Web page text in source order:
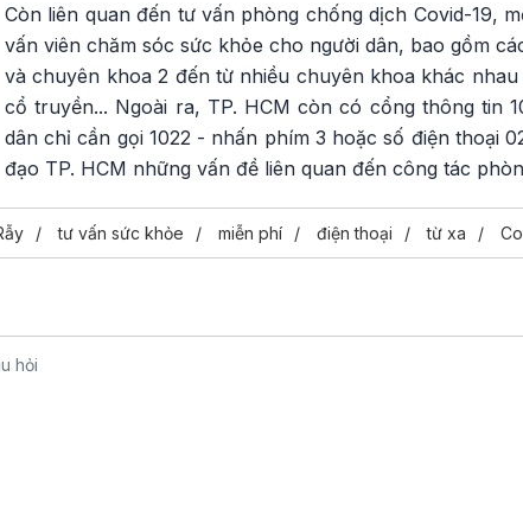
Còn liên quan đến tư vấn phòng chống dịch Covid-19,
vấn viên chăm sóc sức khỏe cho người dân, bao gồm
và chuyên khoa 2 đến từ nhiều chuyên khoa khác
cổ truyền... Ngoài ra, TP. HCM còn có cổng thông tin
dân chỉ cần gọi 1022 - nhấn phím 3 hoặc số điện thoại
đạo TP. HCM những vấn đề liên quan đến công tác
tư vấn sức khỏe miễn phí điện thoại từ xa